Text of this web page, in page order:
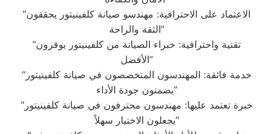
“الاعتماد على الاحترافية: مهندسو صيانة كلفينيتور يحققون
الثقة والراحة”
“تقنية واحترافية: خبراء الصيانة من كلفينيتور يوفرون
الأفضل”
“خدمة فائقة: المهندسون المتخصصون في صيانة كلفينيتور
يضمنون جودة الأداء”
“خبرة تعتمد عليها: مهندسون محترفون في صيانة كلفينيتور
يجعلون الاختيار سهلاً”